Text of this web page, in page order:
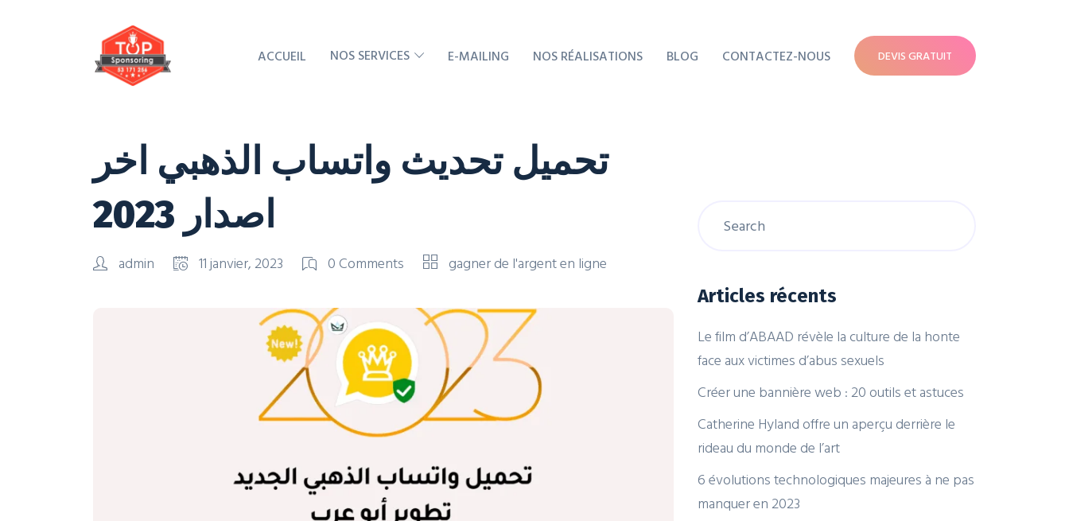
ACCUEIL NOS SERVICES E-MAILING NOS RÉALISATIONS BLOG CONTACTEZ-NOUS DEVIS GRATUIT
تحميل تحديث واتساب الذهبي اخر
اصدار 2023
admin 11 janvier, 2023 0 Comments gagner de l'argent en ligne
Articles récents
Le film d’ABAAD révèle la culture de la honte
face aux victimes d’abus sexuels
Créer une bannière web : 20 outils et astuces
Catherine Hyland offre un aperçu derrière le
rideau du monde de l’art
6 évolutions technologiques majeures à ne pas
manquer en 2023